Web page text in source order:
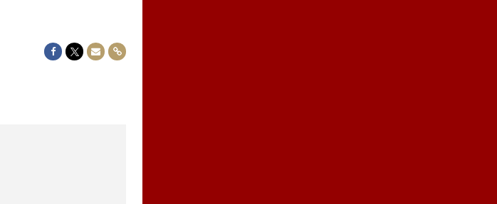
Delen op Facebook
Delen op Twitter
Delen via Mail
Delen via link